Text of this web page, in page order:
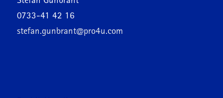
0733-41 42 16
stefan.gunbrant@pro4u.com